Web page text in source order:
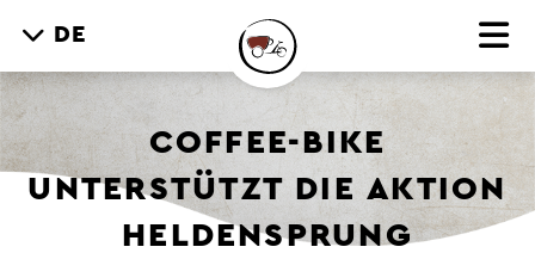
DE
COFFEE-BIKE
UNTERSTÜTZT DIE AKTION
HELDENSPRUNG